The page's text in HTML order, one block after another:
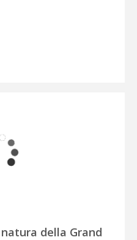
della Grand